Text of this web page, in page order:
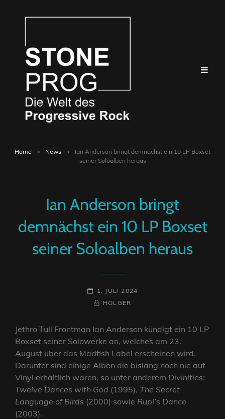
Home > News >
Ian Anderson bringt demnächst ein 10 LP Boxset
seiner Soloalben heraus
Ian Anderson bringt
demnächst ein 10 LP Boxset
seiner Soloalben heraus
POSTED-
ON
1. JULI 2024
BY
BYLINEHOLGER
Jethro Tull Frontman Ian Anderson kündigt ein 10 LP
Boxset seiner Solowerke an, welches am 23.
August über das Madfish Label erscheinen wird.
Darunter sind einige Alben die bislang noch nie auf
Vinyl erhältlich waren, so unter anderem Divinities:
Twelve Dances with God (1995), The Secret
Language of Birds (2000) sowie Rupi’s Dance
(2003).